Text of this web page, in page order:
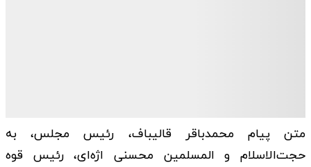
متن پیام محمدباقر قالیباف، رئیس مجلس، به
حجت‌الاسلام و المسلمین محسنی اژه‌ای، رئیس قوه